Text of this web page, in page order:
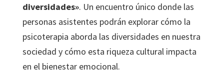
diversidades». Un encuentro único donde las
personas asistentes podrán explorar cómo la
psicoterapia aborda las diversidades en nuestra
sociedad y cómo esta riqueza cultural impacta
en el bienestar emocional.